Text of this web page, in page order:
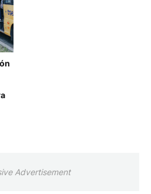
Advertisement